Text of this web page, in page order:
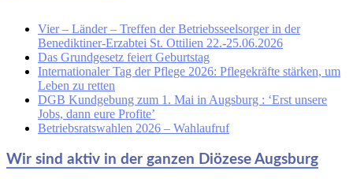
Vier – Länder – Treffen der Betriebsseelsorger in der
Benediktiner-Erzabtei St. Ottilien 22.-25.06.2026
Das Grundgesetz feiert Geburtstag
Internationaler Tag der Pflege 2026: Pflegekräfte stärken, um
Leben zu retten
DGB Kundgebung zum 1. Mai in Augsburg : ‘Erst unsere
Jobs, dann eure Profite’
Betriebsratswahlen 2026 – Wahlaufruf
Wir sind aktiv in der ganzen Diözese Augsburg